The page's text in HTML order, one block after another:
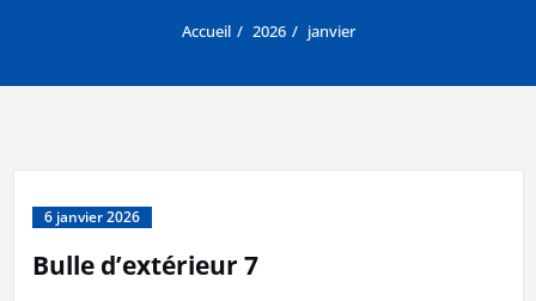
Accueil 2026 janvier
6 janvier 2026
Bulle d’extérieur 7